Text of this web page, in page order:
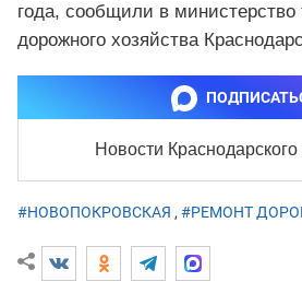
года, сообщили в министерство
дорожного хозяйства
Новости Краснодарского
#НОВОПОКРОВСКАЯ , #РЕМОНТ